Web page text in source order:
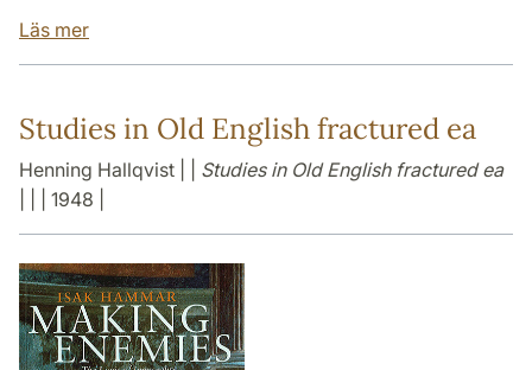
Läs mer
Studies in Old English fractured ea
Henning Hallqvist | | Studies in Old English fractured ea
| | | 1948 |